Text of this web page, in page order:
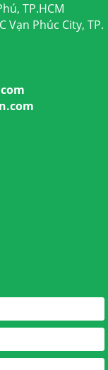
TP.HCM
Vạn Phúc City, TP.